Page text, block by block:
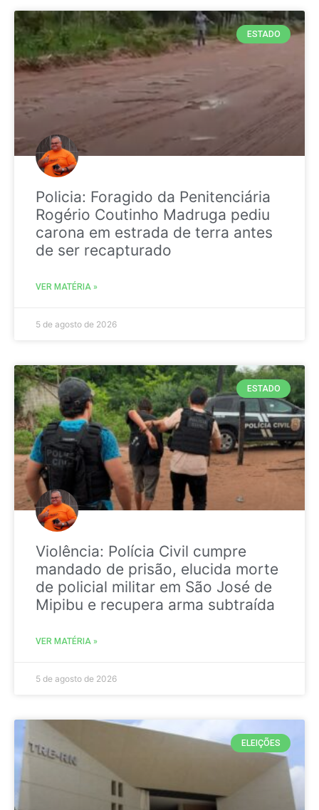
ESTADO
Policia: Foragido da Penitenciária
Rogério Coutinho Madruga pediu
carona em estrada de terra antes
de ser recapturado
VER MATÉRIA »
5 de agosto de 2026
ESTADO
Violência: Polícia Civil cumpre
mandado de prisão, elucida morte
de policial militar em São José de
Mipibu e recupera arma subtraída
VER MATÉRIA »
5 de agosto de 2026
ELEIÇÕES